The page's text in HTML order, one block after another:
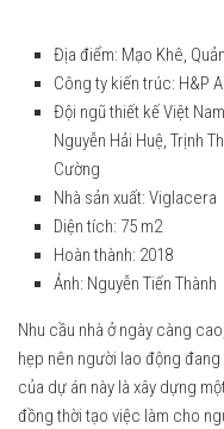
2022
2021
2020
2019
2017
2016
2015
2014
2013
Địa điểm: Mạo Khê,
Công ty kiến trúc: H&P
Đội ngũ thiết kế Việt
Nguyễn Hải Huệ, Trịnh
Cường
Nhà sản xuất: Viglacera
Diện tích: 75 m2
Hoàn thành: 2018
Ảnh: Nguyễn Tiến Thành
Nhu cầu nhà ở ngày càng
hẹp nên người lao động
của dự án này là xây dựng
đồng thời tạo việc làm cho